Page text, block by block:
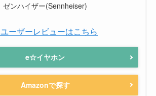
ゼンハイザー(Sennheiser)
ーザーレビューはこちら
e☆イヤホン
Amazonで探す